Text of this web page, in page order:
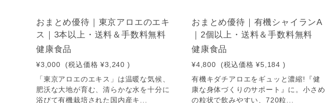
おまとめ優待｜東京アロエのエキ
ス｜3本以上・送料＆手数料無料
健康食品
¥3,000 (税込価格 ¥3,240 )
「東京アロエのエキス」は温暖な気候、
肥沃な大地が育む、清らかな水を十分に
浴びて有機栽培された国内産キ...
おまとめ優待｜有機シャイランA
｜2個以上・送料＆手数料無料
健康食品
¥4,800 (税込価格 ¥5,184 )
有機キダチアロエをギュッと濃縮!『健
康な身体づくりのサポート』に。小さめ
の粒状で飲みやすい、720粒...